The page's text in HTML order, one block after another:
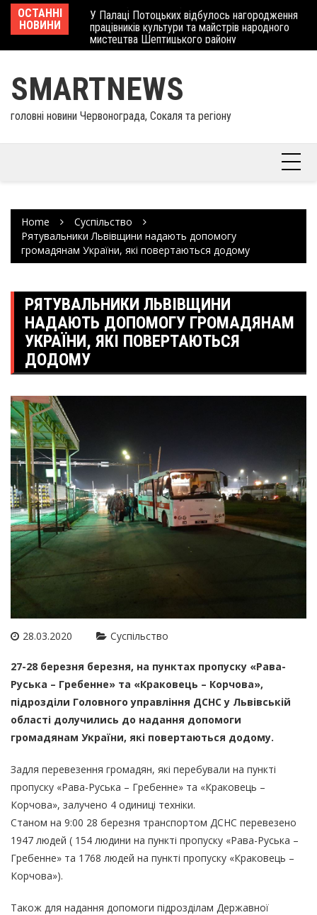
Skip
content
ОСТАННІ
НОВИНИ
У Палаці Потоцьких відбулось нагородження
працівників культури та майстрів народного
мистецтва Шептицького району
SMARTNEWS
головні новини Червонограда, Сокаля та регіону
Home
Суспільство
Рятувальники Львівщини надають допомогу
громадянам України, які повертаються додому
РЯТУВАЛЬНИКИ ЛЬВІВЩИНИ
НАДАЮТЬ ДОПОМОГУ ГРОМАДЯНАМ
УКРАЇНИ, ЯКІ ПОВЕРТАЮТЬСЯ
ДОДОМУ
28.03.2020 Суспільство
27-28 березня березня, на пунктах пропуску «Рава-
Руська – Гребенне» та «Краковець – Корчова»,
підрозділи Головного управління ДСНС у Львівській
області долучились до надання допомоги
громадянам України, які повертаються додому.
Задля перевезення громадян, які перебували на пункті
пропуску «Рава-Руська – Гребенне» та «Краковець –
Корчова», залучено 4 одиниці техніки.
Станом на 9:00 28 березня транспортом ДСНС перевезено
1947 людей ( 154 людини на пункті пропуску «Рава-Руська –
Гребенне» та 1768 людей на пункті пропуску «Краковець –
Корчова»).
Також для надання допомоги підрозділам Державної